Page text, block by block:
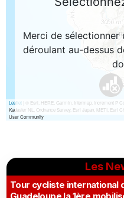
Les
Tour cycliste international